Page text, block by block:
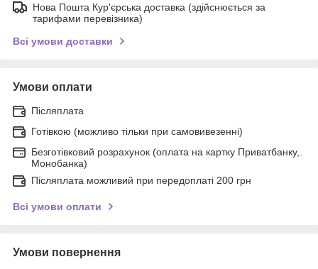
Нова Пошта Кур'єрська доставка (здійснюється за
тарифами перевізника)
Всі умови доставки
Умови оплати
Післяплата
Готівкою (можливо тільки при самовивезенні)
Безготівковий розрахунок (оплата на картку Приватбанку,.
Монобанка)
Післяплата можливий при передоплаті 200 грн
Всі умови оплати
Умови повернення